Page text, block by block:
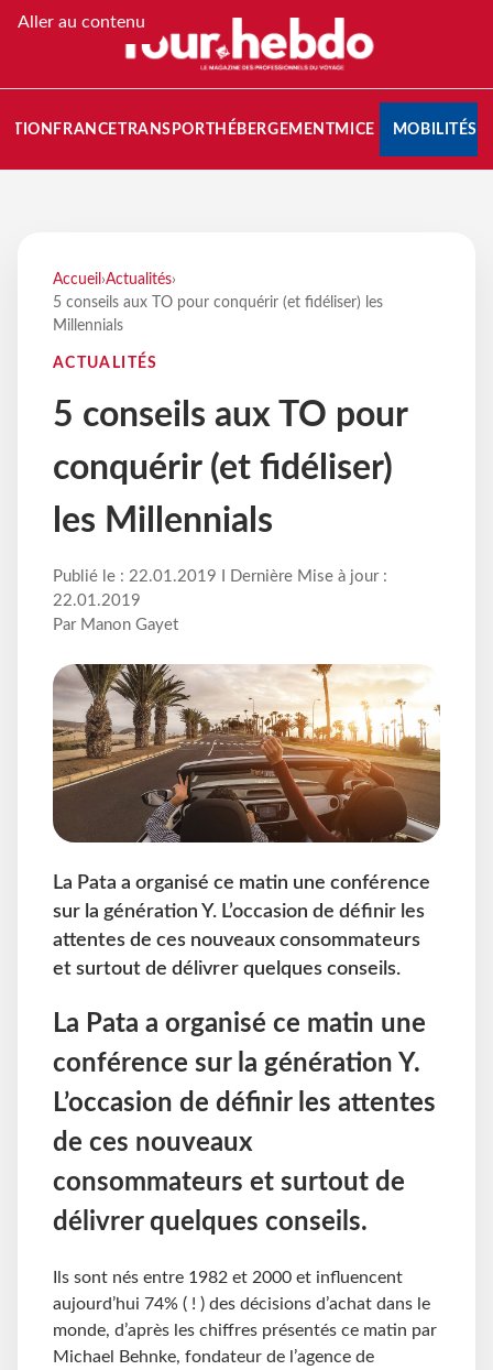
Aller au contenu
FRANCETRANSPORT HÉBERGEMENTMICE MOBILITÉS
Accueil ›Actualités›
5 conseils aux TO pour conquérir (et fidéliser) les
Millennials
ACTUALITÉS
5 conseils aux TO pour
conquérir (et fidéliser)
les Millennials
Publié le : 22.01.2019 I Dernière Mise à jour :
22.01.2019
Par Manon Gayet
La Pata a organisé ce matin une conférence
sur la génération Y. L’occasion de définir les
attentes de ces nouveaux consommateurs
et surtout de délivrer quelques conseils.
La Pata a organisé ce matin une
conférence sur la génération Y.
L’occasion de définir les attentes
de ces nouveaux
consommateurs et surtout de
délivrer quelques conseils.
Ils sont nés entre 1982 et 2000 et influencent
aujourd’hui 74% ( ! ) des décisions d’achat dans le
monde, d’après les chiffres présentés ce matin par
Michael Behnke, fondateur de l’agence de